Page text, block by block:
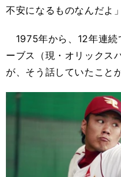
不安になるものなんだよ」
1975年から、12年連続
ーブス（現・オリックス
が、そう話していたこと